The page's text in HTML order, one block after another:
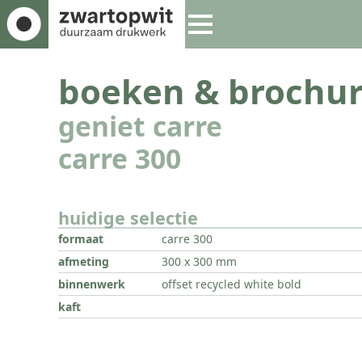
boeken &
geniet carre
carre 300
huidige selectie
formaat
carre 300
afmeting
300 x 300 mm
binnenwerk
offset recycled white bold
kaft